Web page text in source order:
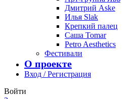
Дмитрий Aske
Илья Slak
Крепкий палец
Саша Tomar
Petro Aesthetics
Фестивали
О проекте
Вход / Регистрация
Войти